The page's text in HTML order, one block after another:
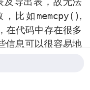
及导出表，故无法
，比如 memcpy() ,
在代码中存在很多
信息可以很容易地